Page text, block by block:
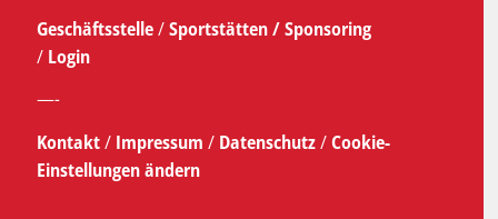
Geschäftsstelle/Sportstätten /Sponsoring
/ Login
—-
Kontakt/ Impressum / Datenschutz/Cookie-
Einstellungen ändern